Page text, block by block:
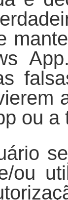
ou a
ou